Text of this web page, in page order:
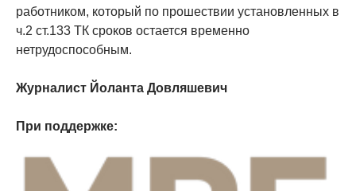
работником, который по прошествии установленных в
ч.2 ст.133 ТК сроков остается временно
нетрудоспособным.
Журналист Йоланта Довляшевич
При поддержке: